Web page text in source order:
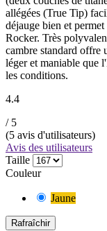
allégées (True Tip)
déjauge bien et
Rocker. Très
cambre standard offre
léger et maniable que
les conditions.
4.4
/ 5
(5 avis d'utilisateurs)
Avis des utilisateurs
Taille
Couleur
Jaune